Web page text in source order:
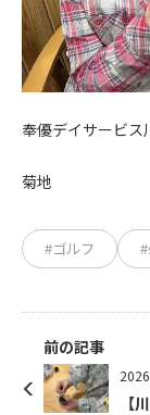
奉優デイサービス
菊地
#ゴルフ
前の記事
【